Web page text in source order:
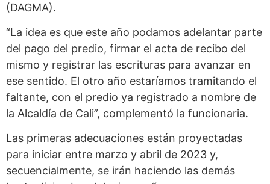
(DAGMA).
“La idea es que este año podamos adelantar parte
del pago del predio, firmar el acta de recibo del
mismo y registrar las escrituras para avanzar en
ese sentido. El otro año estaríamos tramitando el
faltante, con el predio ya registrado a nombre de
la Alcaldía de Cali”, complementó la funcionaria.
Las primeras adecuaciones están proyectadas
para iniciar entre marzo y abril de 2023 y,
secuencialmente, se irán haciendo las demás